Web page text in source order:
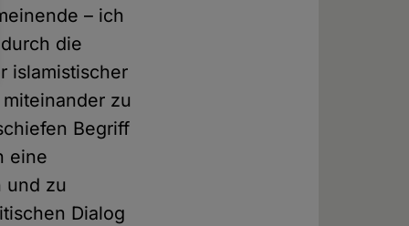
– ich
die
islamistischer
zu
Begriff
eine
und zu
Dialog